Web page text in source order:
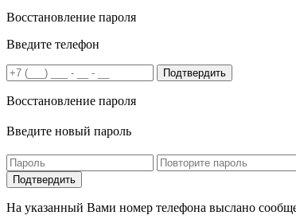
Восстановление пароля
Введите телефон
Подтвердить
Восстановление пароля
Введите новый пароль
На указанный Вами номер телефона выслано